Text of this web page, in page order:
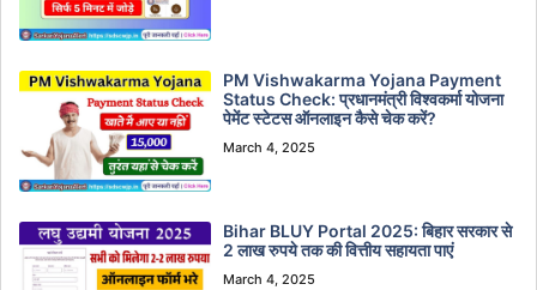
PM Vishwakarma Yojana Payment
Status Check: प्रधानमंत्री विश्वकर्मा योजना
पेमेंट स्टेटस ऑनलाइन कैसे चेक करें?
March 4, 2025
Bihar BLUY Portal 2025: बिहार सरकार से
2 लाख रुपये तक की वित्तीय सहायता पाएं
March 4, 2025